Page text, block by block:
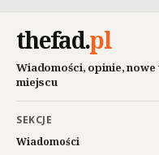
thefad.pl
Wiadomości, opinie,
miejscu
SEKCJE
Wiadomości